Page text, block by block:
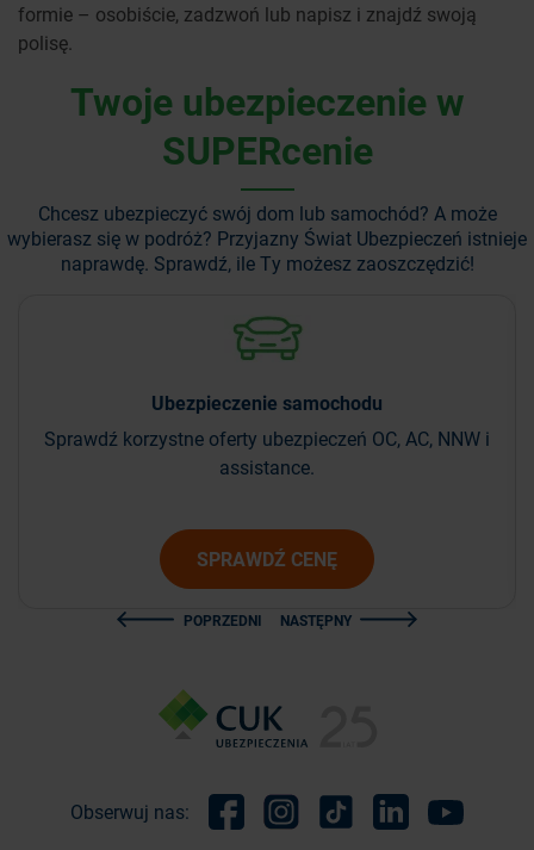
formie – osobiście, zadzwoń lub napisz i znajdź swoją
polisę.
Twoje ubezpieczenie w
SUPERcenie
Chcesz ubezpieczyć swój dom lub samochód? A może
wybierasz się w podróż? Przyjazny Świat Ubezpieczeń istnieje
naprawdę. Sprawdź, ile Ty możesz zaoszczędzić!
Ubezpieczenie samochodu
Sprawdź korzystne oferty ubezpieczeń OC, AC, NNW i
assistance.
SPRAWDŹ CENĘ
POPRZEDNI NASTĘPNY
Obserwuj nas: